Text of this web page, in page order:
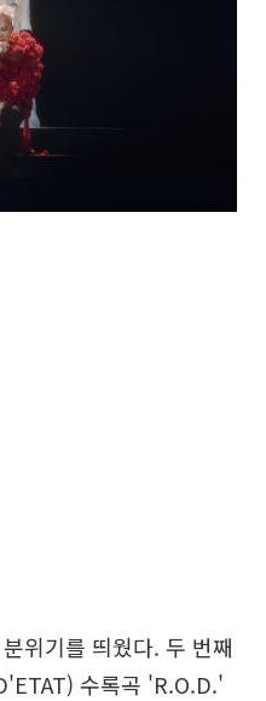
위기를 띄웠다. 두 번째
수록곡 'R.O.D.'